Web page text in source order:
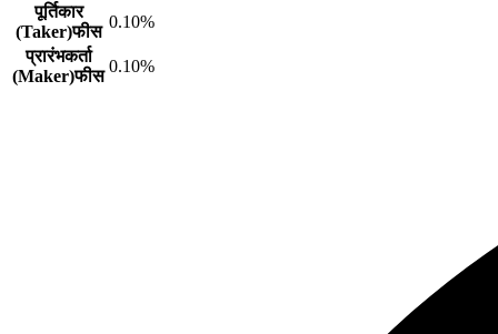
पूर्तिकार
(Taker)फीस
0.10%
प्रारंभकर्ता
(Maker)फीस
0.10%